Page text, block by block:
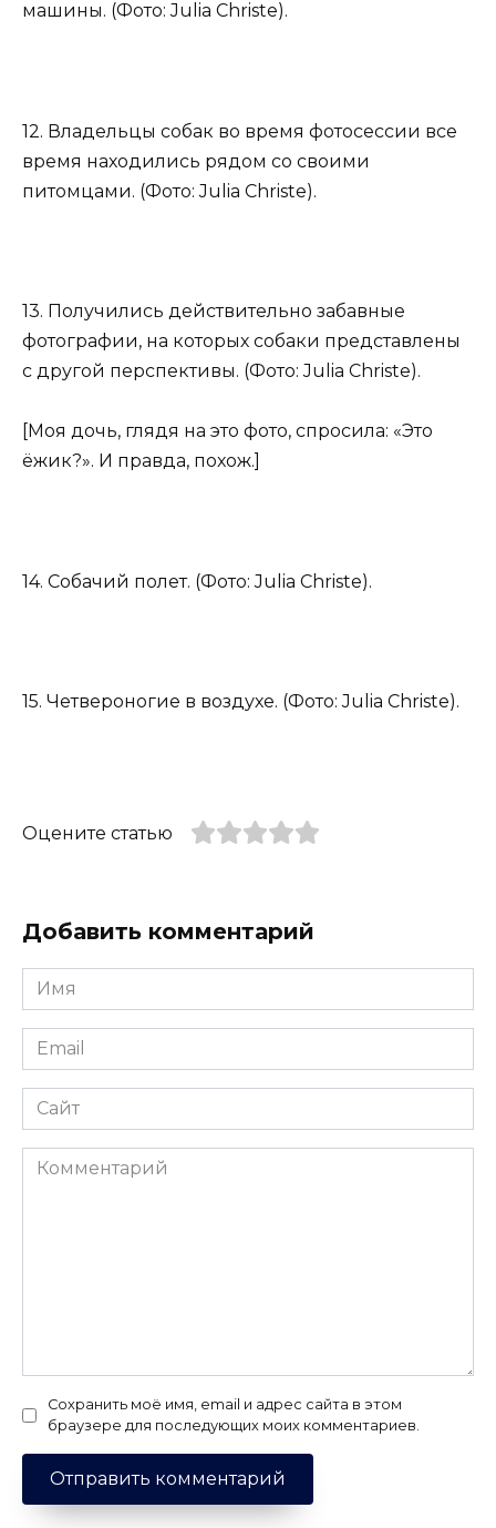
машины. (Фото: Julia Christe).
12. Владельцы собак во время фотосессии все
время находились рядом со своими
питомцами. (Фото: Julia Christe).
13. Получились действительно забавные
фотографии, на которых собаки представлены
с другой перспективы. (Фото: Julia Christe).
[Моя дочь, глядя на это фото, спросила: «Это
ёжик?». И правда, похож.]
14. Собачий полет. (Фото: Julia Christe).
15. Четвероногие в воздухе. (Фото: Julia Christe).
Оцените статью
Добавить комментарий
Имя
*
Email
*
Сайт
Комментарий
Сохранить моё имя, email и адрес сайта в этом
браузере для последующих моих комментариев.